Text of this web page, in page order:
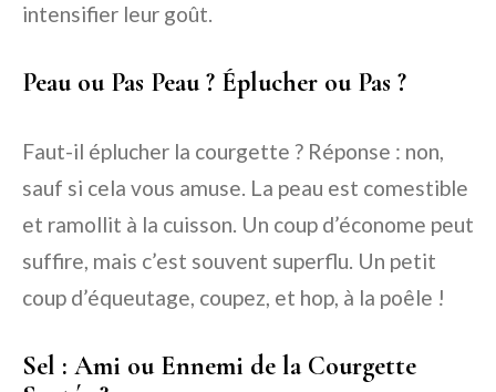
intensifier leur goût.
Peau ou Pas Peau ? Éplucher ou Pas ?
Faut-il éplucher la courgette ? Réponse : non,
sauf si cela vous amuse. La peau est comestible
et ramollit à la cuisson. Un coup d’économe peut
suffire, mais c’est souvent superflu. Un petit
coup d’équeutage, coupez, et hop, à la poêle !
Sel : Ami ou Ennemi de la Courgette